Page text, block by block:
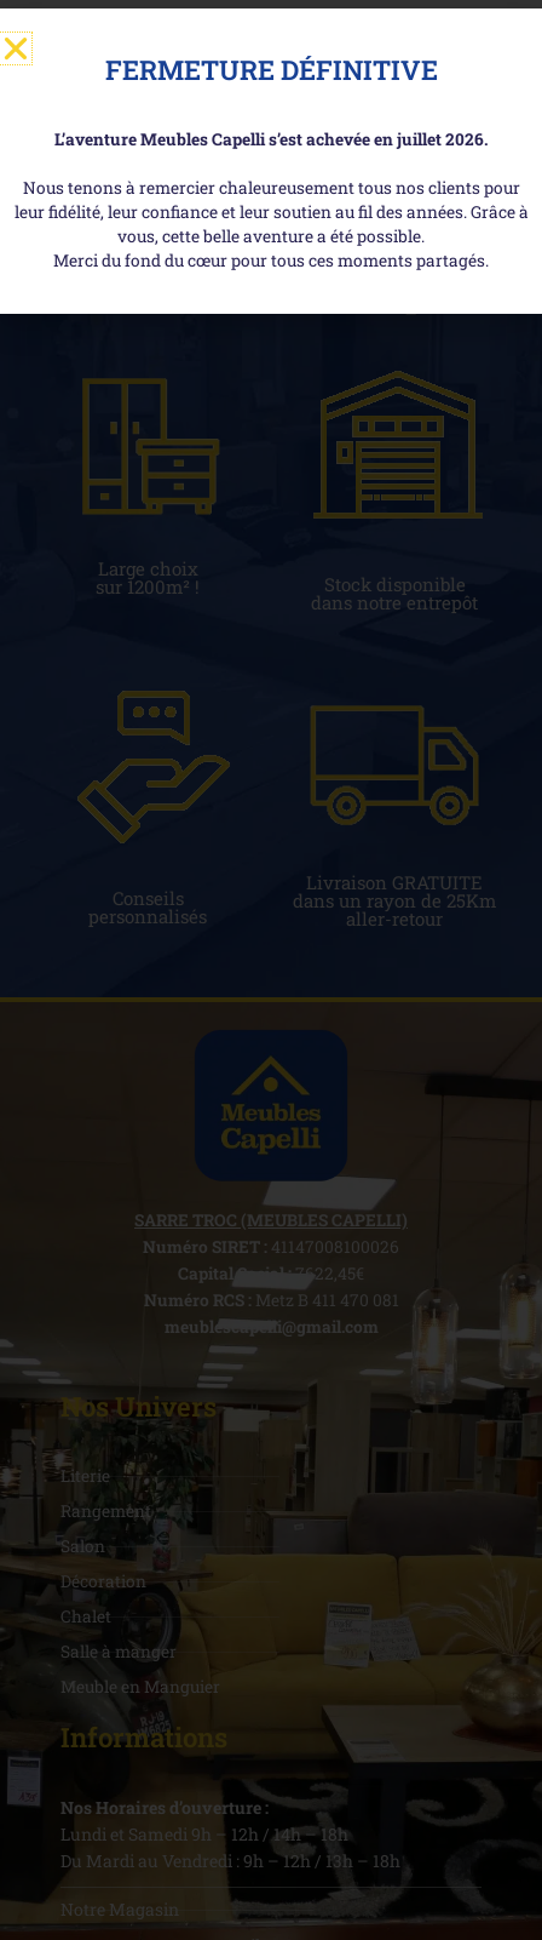
rangement 3 portes
Large choix
sur 1200m² ! Stock disponible
dans notre entrepôt
Conseils
personnalisés
Livraison GRATUITE
dans un rayon de 25Km
aller-retour
SARRE TROC (MEUBLES CAPELLI)
Numéro SIRET : 41147008100026
Capital Social :7622,45€
Numéro RCS : Metz B 411 470 081
meublescapelli@gmail.com
Nos Univers
Literie
Rangement
Salon
Décoration
Chalet
Salle à manger
Meuble en Manguier
Informations
Nos Horaires d’ouverture :
Lundi et Samedi 9h – 12h / 14h – 18h
Du Mardi au Vendredi : 9h – 12h / 13h – 18h
Notre Magasin
FERMETURE DÉFINITIVE
L’aventure Meubles Capelli s’est achevée en juillet 2026.
Nous tenons à remercier chaleureusement tous nos clients pour
leur fidélité, leur confiance et leur soutien au fil des années. Grâce à
vous, cette belle aventure a été possible.
Merci du fond du cœur pour tous ces moments partagés.